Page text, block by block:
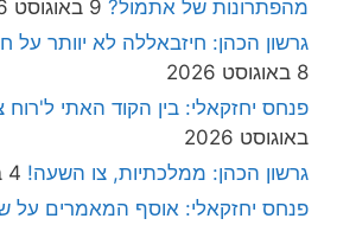
מהפתרונות של אתמול? 9 באוגוסט 2026
גרשון הכהן: חיזבאללה לא יוותר על
8 באוגוסט 2026
פנחס יחזקאלי: בין הקוד האתי ל'רוח
באוגוסט 2026
גרשון הכהן: ממלכתיות, צו השעה! 4 באוגוסט 2026
פנחס יחזקאלי: אוסף המאמרים על